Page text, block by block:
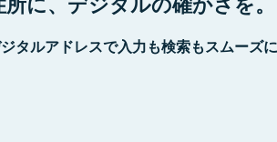
タルアドレスで入力も検索もスムーズ